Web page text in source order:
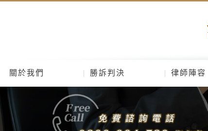
關於我們 勝訴判決 律師陣容